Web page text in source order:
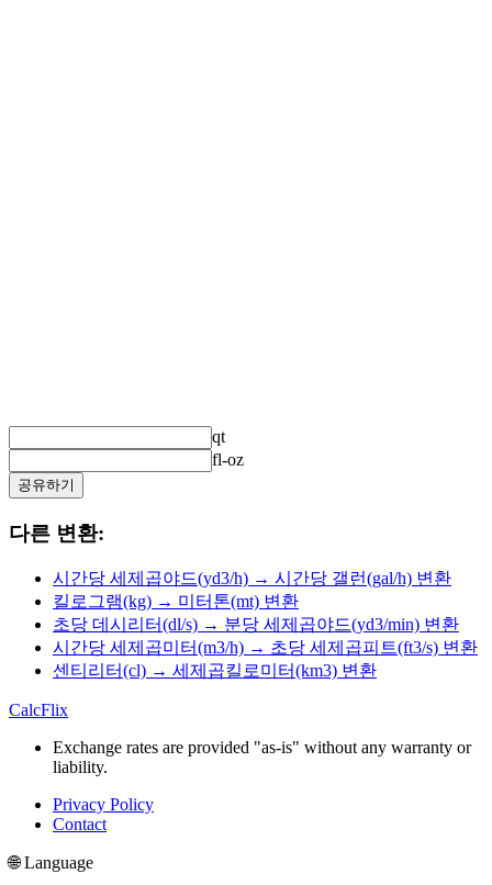
qt
fl-oz
공유하기
다른 변환:
시간당 세제곱야드(yd3/h) → 시간당 갤런(gal/h) 변환
킬로그램(kg) → 미터톤(mt) 변환
초당 데시리터(dl/s) → 분당 세제곱야드(yd3/min) 변환
시간당 세제곱미터(m3/h) → 초당 세제곱피트(ft3/s) 변환
센티리터(cl) → 세제곱킬로미터(km3) 변환
CalcFlix
Exchange rates are provided "as-is" without any warranty or
liability.
Privacy Policy
Contact
🌐 Language